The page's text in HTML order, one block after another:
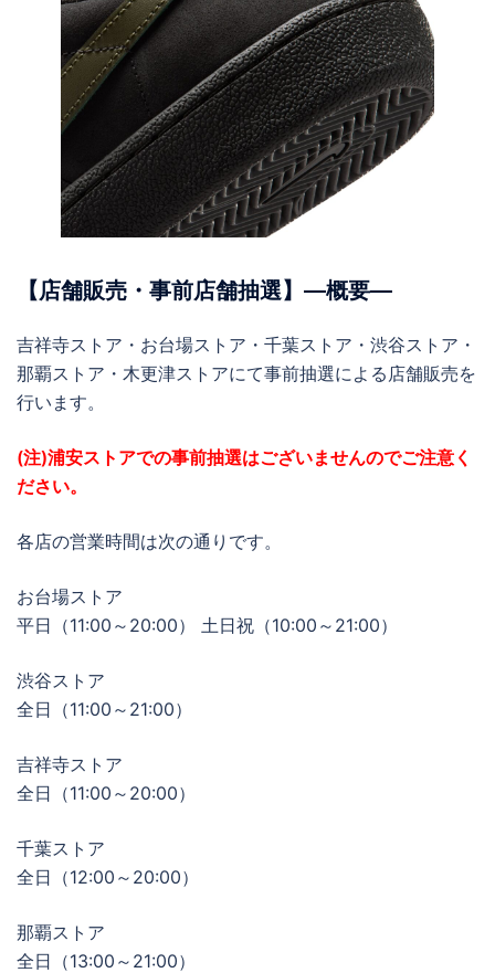
【店舗販売・事前店舗抽選】―概要―
吉祥寺ストア・お台場ストア・千葉ストア・渋谷ストア・
那覇ストア・木更津ストアにて事前抽選による店舗販売を
行います。
(注)浦安ストアでの事前抽選はございませんのでご注意く
ださい。
各店の営業時間は次の通りです。
お台場ストア
平日（11:00～20:00） 土日祝（10:00～21:00）
渋谷ストア
全日（11:00～21:00）
吉祥寺ストア
全日（11:00～20:00）
千葉ストア
全日（12:00～20:00）
那覇ストア
全日（13:00～21:00）